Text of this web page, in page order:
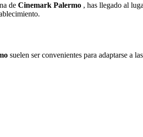
de Cinemark Palermo , has llegado al
suelen ser convenientes para adaptarse a